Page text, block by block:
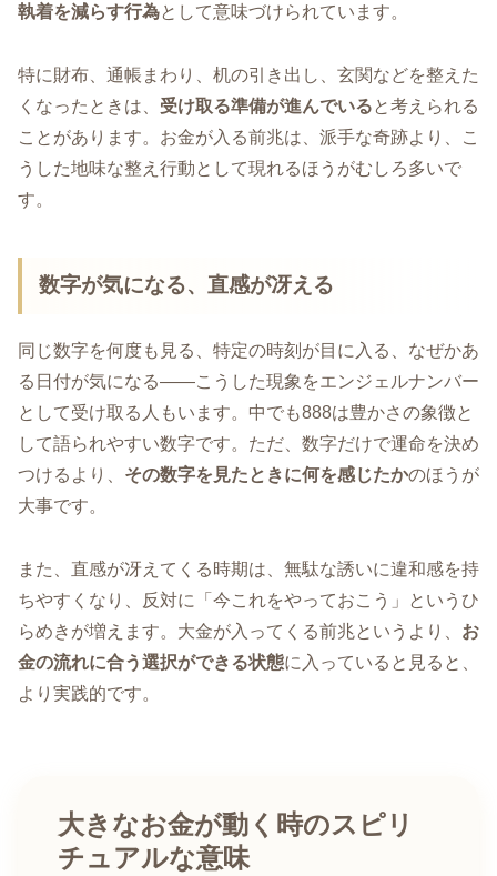
執着を減らす行為として意味づけられています。
特に財布、通帳まわり、机の引き出し、玄関などを整えた
くなったときは、 受け取る準備が進んでいると考えられる
ことがあります。お金が入る前兆は、派手な奇跡より、こ
うした地味な整え行動として現れるほうがむしろ多いで
す。
数字が気になる、直感が冴える
同じ数字を何度も見る、特定の時刻が目に入る、なぜかあ
る日付が気になる――こうした現象をエンジェルナンバー
として受け取る人もいます。中でも888は豊かさの象徴と
して語られやすい数字です。ただ、数字だけで運命を決め
つけるより、 その数字を見たときに何を感じたかのほうが
大事です。
また、直感が冴えてくる時期は、無駄な誘いに違和感を持
ちやすくなり、反対に「今これをやっておこう」というひ
らめきが増えます。大金が入ってくる前兆というより、 お
金の流れに合う選択ができる状態に入っていると見ると、
より実践的です。
大きなお金が動く時のスピリ
チュアルな意味